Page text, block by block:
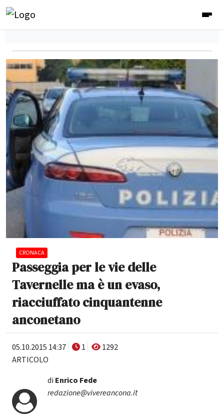
CRONACA
Passeggia per le vie delle
Tavernelle ma è un evaso,
riacciuffato cinquantenne
anconetano
05.10.2015 14:37 1
1292
ARTICOLO
di Enrico Fede
redazione@vivereancona.it